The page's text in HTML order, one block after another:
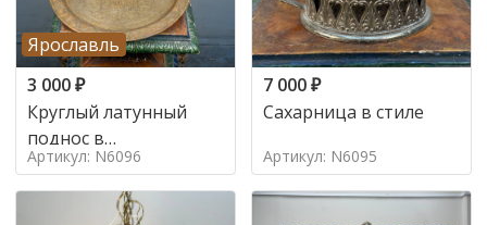
Ярославль
3 000₽
Круглый латунный
поднос в
марокканском стиле в
стиле
Артикул: N6096
7 000₽
Сахарница в стиле
Артикул: N6095